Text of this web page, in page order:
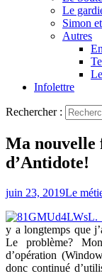
Le
Simon
Autres
Infolettre
Rechercher :
Ma nouvelle
d’Antidote!
juin 23, 2019Le
y a longtemps que
Le problème?
d’opération
donc continué